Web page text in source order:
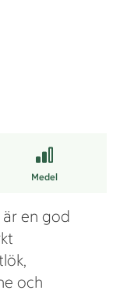
Medel
en god
och